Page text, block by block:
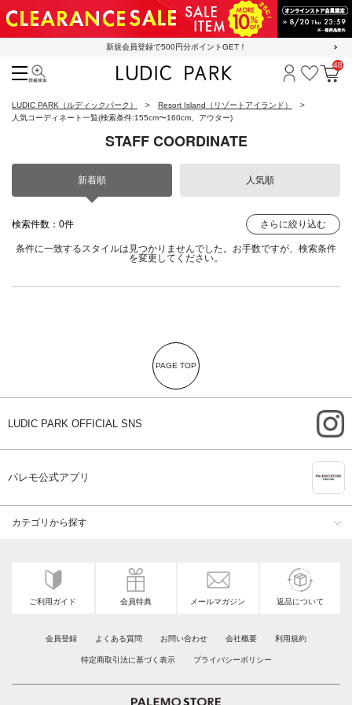
新規会員登録で500円分ポイントGET！
ログイン
お気に
カ
48
LUDIC PARK（ルディックパーク）
Resort Island（リゾートアイランド）
人気コーディネート一覧(検索条件:155cm〜160cm、アウター)
STAFF COORDINATE
新着順 人気順
検索件数：0件 さらに絞り込む
条件に一致するスタイルは見つかりませんでした。お手数ですが、検索条件
を変更してください。
PAGE TOP
LUDIC PARK OFFICIAL SNS
パレモ公式アプリ
カテゴリから探す
ご利用ガイド 会員特典 メールマガジン 返品について
会員登録 よくある質問 お問い合わせ 会社概要 利用規約
特定商取引法に基づく表示 プライバシーポリシー